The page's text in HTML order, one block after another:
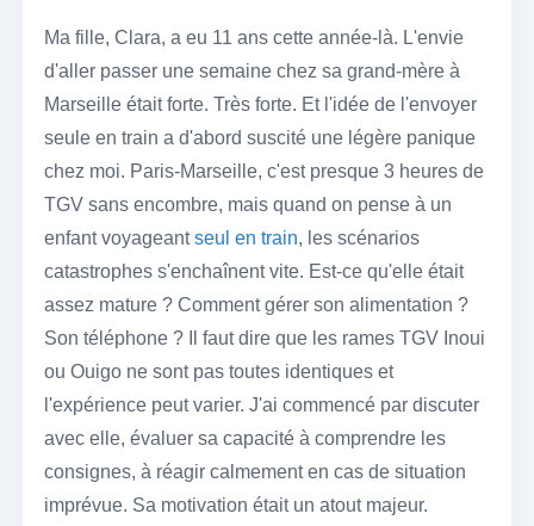
Ma fille, Clara, a eu 11 ans cette année-là. L'envie
d'aller passer une semaine chez sa grand-mère à
Marseille était forte. Très forte. Et l'idée de l'envoyer
seule en train a d'abord suscité une légère panique
chez moi. Paris-Marseille, c'est presque 3 heures de
TGV sans encombre, mais quand on pense à un
enfant voyageantseul en train, les scénarios
catastrophes s'enchaînent vite. Est-ce qu'elle était
assez mature ? Comment gérer son alimentation ?
Son téléphone ? Il faut dire que les rames TGV Inoui
ou Ouigo ne sont pas toutes identiques et
l'expérience peut varier. J'ai commencé par discuter
avec elle, évaluer sa capacité à comprendre les
consignes, à réagir calmement en cas de situation
imprévue. Sa motivation était un atout majeur.